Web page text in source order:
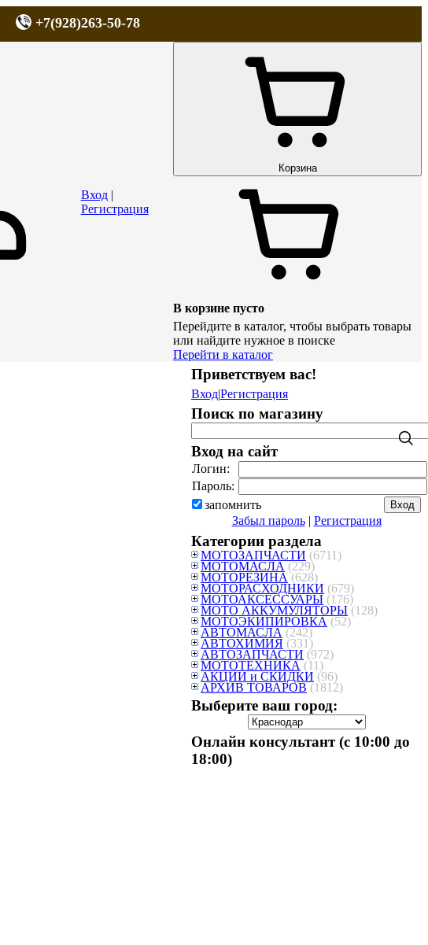
+7(928)263-50-78
ДОСТАВКА
Вход|
Регистрация
Корзина
В корзине пусто
Перейдите в каталог, чтобы выбрать товары
или найдите нужное в поиске
Перейти в каталог
Приветствуем вас!
Вход|Регистрация
Поиск по магазину
Вход на сайт
Логин:
Пароль:
запомнить
Забыл пароль| Регистрация
Категории раздела
МОТОЗАПЧАСТИ (6711)
МОТОМАСЛА (229)
МОТОРЕЗИНА (628)
МОТОРАСХОДНИКИ (679)
МОТОАКСЕССУАРЫ (176)
МОТО АККУМУЛЯТОРЫ (128)
МОТОЭКИПИРОВКА (52)
АВТОМАСЛА (242)
АВТОХИМИЯ (331)
АВТОЗАПЧАСТИ (972)
МОТОТЕХНИКА (11)
АКЦИИ и СКИДКИ (96)
АРХИВ ТОВАРОВ (1812)
Выберите ваш город:
Онлайн консультант (с 10:00 до
18:00)